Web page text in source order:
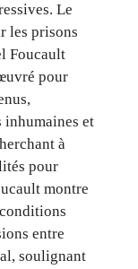
Le
les prisons
Foucault
pour
inhumaines et
à
pour
montre
entre
soulignant